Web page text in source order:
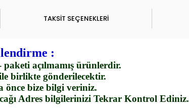
TAKSİT SEÇENEKLERİ
:
paketi açılmamış ürünlerdir.
birlikte gönderilecektir.
bize bilgi veriniz.
Adres bilgilerinizi Tekrar Kontrol Ediniz.